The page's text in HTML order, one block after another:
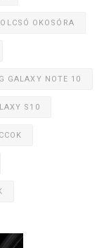
OLCSÓ OKOSÓRA
GALAXY NOTE 10
S10